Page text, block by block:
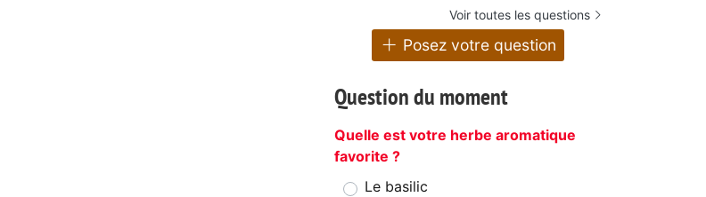
Voir toutes les questions
Posez votre question
Question du moment
Quelle est votre herbe aromatique
favorite ?
Le basilic